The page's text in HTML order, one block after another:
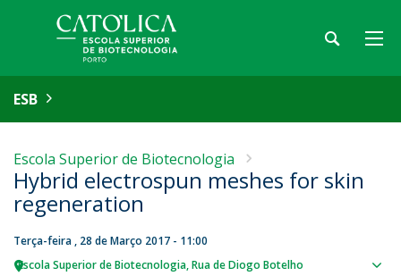
ESB
Escola Superior de Biotecnologia
Hybrid electrospun meshes for skin
regeneration
Terça-feira , 28 de Março 2017 - 11:00
Escola Superior de Biotecnologia Rua de Diogo Botelho